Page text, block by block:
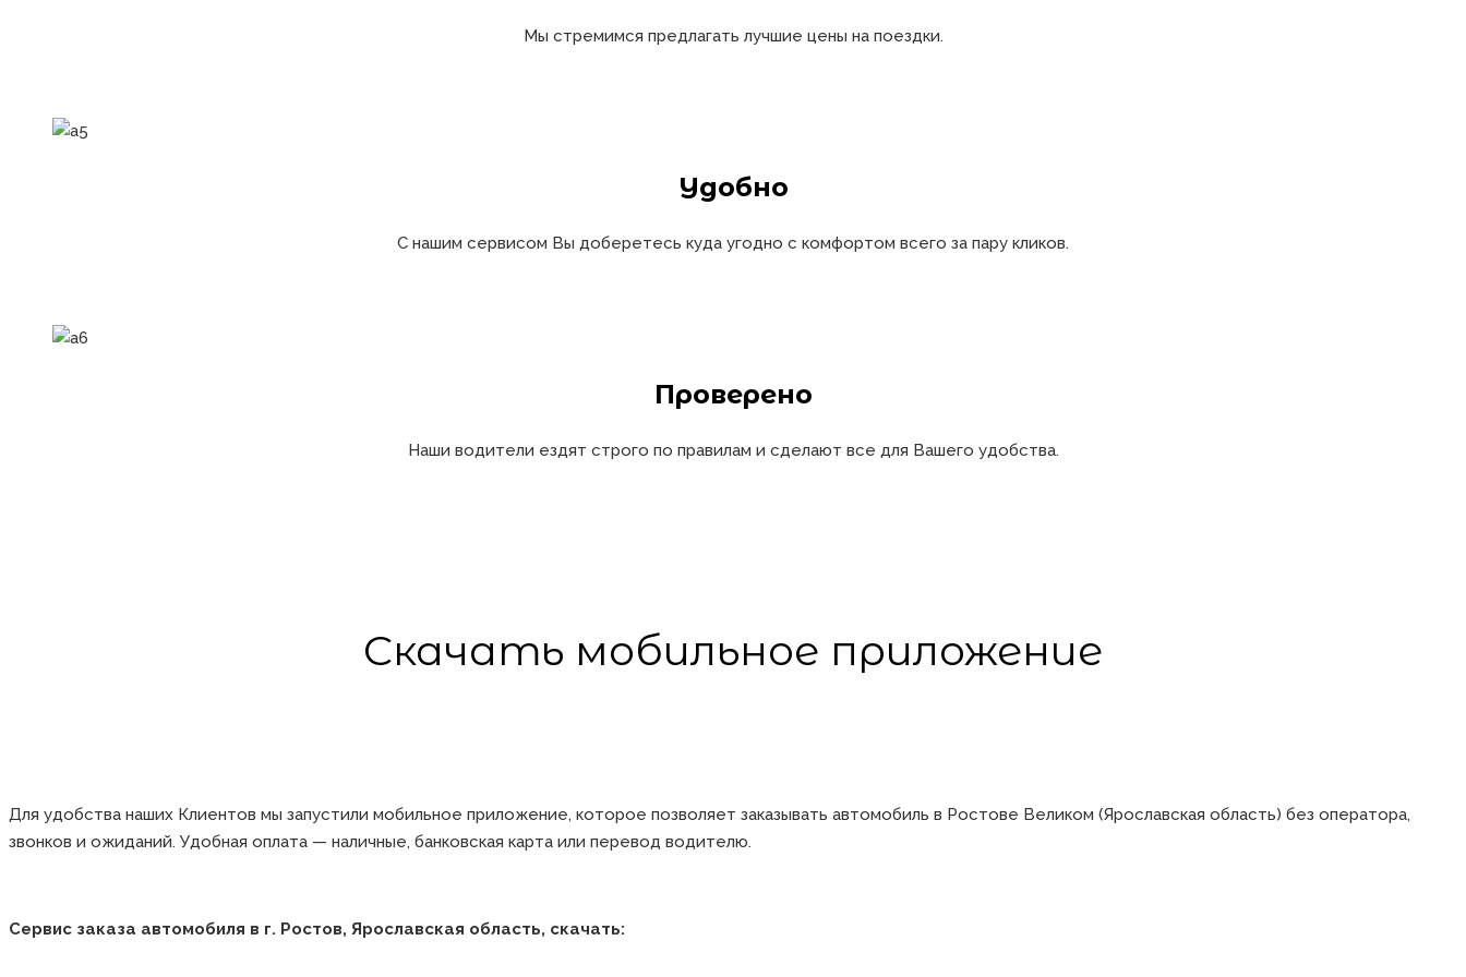
Мы стремимся предлагать лучшие цены на поездки.
Удобно
С нашим сервисом Вы доберетесь куда угодно с комфортом всего за пару кликов.
Проверено
Наши водители ездят строго по правилам и сделают все для Вашего удобства.
Скачать мобильное приложение
Для удобства наших Клиентов мы запустили мобильное приложение, которое позволяет заказывать автомобиль в Ростове Великом (Ярославская область) без оператора,
звонков и ожиданий. Удобная оплата — наличные, банковская карта или перевод водителю.
Сервис заказа автомобиля в г. Ростов, Ярославская область, скачать: